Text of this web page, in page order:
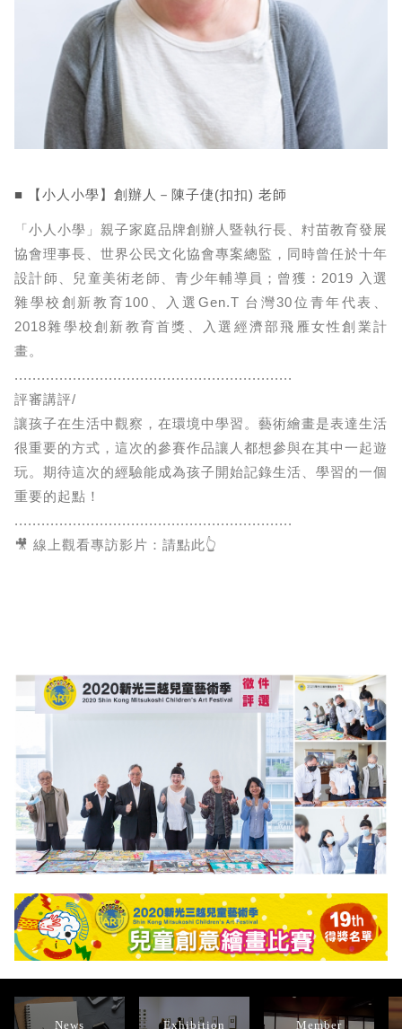
■ 【小人小學】創辦人－陳子倢(扣扣) 老師
「小人小學」親子家庭品牌創辦人暨執行長、籿苗教育發展
協會理事長、世界公民文化協會專案總監，同時曾任於十年
設計師、兒童美術老師、青少年輔導員；曾獲：2019 入選
雜學校創新教育100、入選Gen.T 台灣30位青年代表、
2018雜學校創新教育首獎、入選經濟部飛雁女性創業計
畫。
..............................................................
評審講評/
讓孩子在生活中觀察，在環境中學習。藝術繪畫是表達生活
很重要的方式，這次的參賽作品讓人都想參與在其中一起遊
玩。期待這次的經驗能成為孩子開始記錄生活、學習的一個
重要的起點！
..............................................................
🎥 線上觀看專訪影片：請點此👆
News Exhibition Member